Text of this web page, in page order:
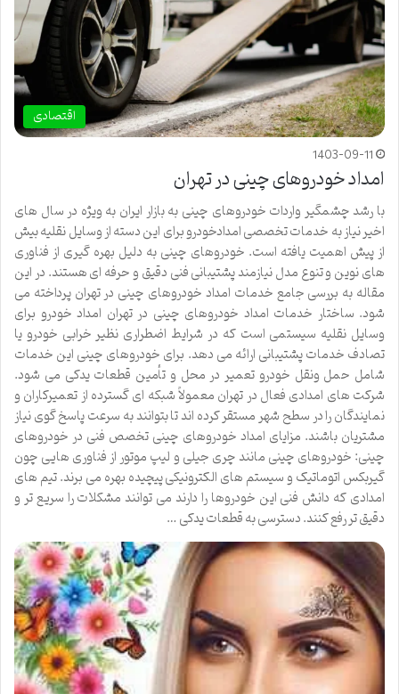
اقتصادی
1403-09-11
امداد خودروهای چینی در تهران
با رشد چشمگیر واردات خودروهای چینی به بازار ایران به ویژه در سال های
اخیر نیاز به خدمات تخصصی امدادخودرو برای این دسته از وسایل نقلیه بیش
از پیش اهمیت یافته است. خودروهای چینی به دلیل بهره گیری از فناوری
های نوین و تنوع مدل نیازمند پشتیبانی فنی دقیق و حرفه ای هستند. در این
مقاله به بررسی جامع خدمات امداد خودروهای چینی در تهران پرداخته می
شود. ساختار خدمات امداد خودروهای چینی در تهران امداد خودرو برای
وسایل نقلیه سیستمی است که در شرایط اضطراری نظیر خرابی خودرو یا
تصادف خدمات پشتیبانی ارائه می دهد. برای خودروهای چینی این خدمات
شامل حمل ونقل خودرو تعمیر در محل و تأمین قطعات یدکی می شود.
شرکت های امدادی فعال در تهران معمولاً شبکه ای گسترده از تعمیرکاران و
نمایندگان را در سطح شهر مستقر کرده اند تا بتوانند به سرعت پاسخ گوی نیاز
مشتریان باشند. مزایای امداد خودروهای چینی تخصص فنی در خودروهای
چینی: خودروهای چینی مانند چری جیلی و لیپ موتور از فناوری هایی چون
گیربکس اتوماتیک و سیستم های الکترونیکی پیچیده بهره می برند. تیم های
امدادی که دانش فنی این خودروها را دارند می توانند مشکلات را سریع تر و
دقیق تر رفع کنند. دسترسی به قطعات یدکی …